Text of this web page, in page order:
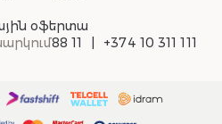
օֆերտա
88 11 +374 10 311 111